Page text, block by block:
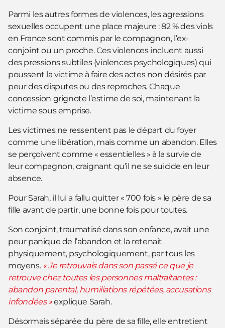
Parmi les autres formes de violences, les agressions
sexuelles occupent une place majeure : 82 % des viols
en France sont commis par le compagnon, l’ex-
conjoint ou un proche. Ces violences incluent aussi
des pressions subtiles (violences psychologiques) qui
poussent la victime à faire des actes non désirés par
peur des disputes ou des reproches. Chaque
concession grignote l’estime de soi, maintenant la
victime sous emprise.
Les victimes ne ressentent pas le départ du foyer
comme une libération, mais comme un abandon. Elles
se perçoivent comme « essentielles » à la survie de
leur compagnon, craignant qu’il ne se suicide en leur
absence.
Pour Sarah, il lui a fallu quitter « 700 fois » le père de sa
fille avant de partir, une bonne fois pour toutes.
Son conjoint, traumatisé dans son enfance, avait une
peur panique de l’abandon et la retenait
physiquement, psychologiquement, par tous les
moyens. « Je retrouvais dans son passé ce que je
retrouve chez toutes les personnes maltraitantes :
abandon parental, humiliations répétées, accusations
infondées »explique Sarah.
Désormais séparée du père de sa fille, elle entretient